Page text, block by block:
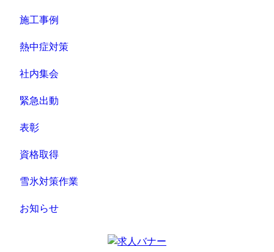
施工事例
熱中症対策
社内集会
緊急出動
表彰
資格取得
雪氷対策作業
お知らせ